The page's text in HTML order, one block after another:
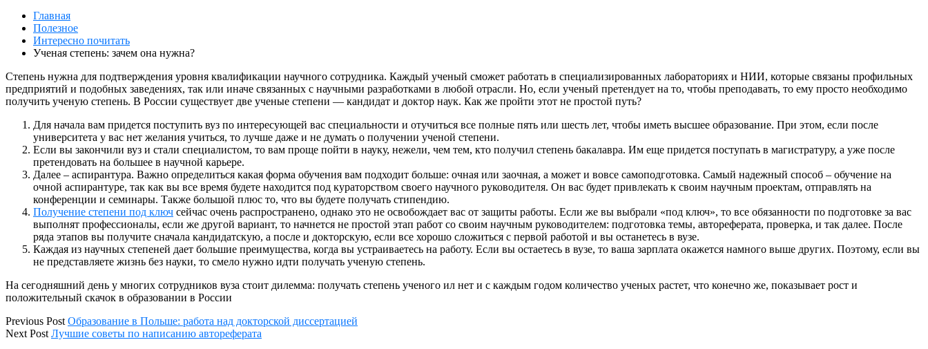
Главная
Полезное
Интересно почитать
Ученая степень: зачем она нужна?
Степень нужна для подтверждения уровня квалификации научного сотрудника. Каждый ученый сможет работать в специализированных лабораториях и НИИ, которые связаны профильных
предприятий и подобных заведениях, так или иначе связанных с научными разработками в любой отрасли. Но, если ученый претендует на то, чтобы преподавать, то ему просто необходимо
получить ученую степень. В России существует две ученые степени — кандидат и доктор наук. Как же пройти этот не простой путь?
Для начала вам придется поступить вуз по интересующей вас специальности и отучиться все полные пять или шесть лет, чтобы иметь высшее образование. При этом, если после
университета у вас нет желания учиться, то лучше даже и не думать о получении ученой степени.
Если вы закончили вуз и стали специалистом, то вам проще пойти в науку, нежели, чем тем, кто получил степень бакалавра. Им еще придется поступать в магистратуру, а уже после
претендовать на большее в научной карьере.
Далее – аспирантура. Важно определиться какая форма обучения вам подходит больше: очная или заочная, а может и вовсе самоподготовка. Самый надежный способ – обучение на
очной аспирантуре, так как вы все время будете находится под кураторством своего научного руководителя. Он вас будет привлекать к своим научным проектам, отправлять на
конференции и семинары. Также большой плюс то, что вы будете получать стипендию.
Получение степени под ключ сейчас очень распространено, однако это не освобождает вас от защиты работы. Если же вы выбрали «под ключ», то все обязанности по подготовке за вас
выполнят профессионалы, если же другой вариант, то начнется не простой этап работ со своим научным руководителем: подготовка темы, автореферата, проверка, и так далее. После
ряда этапов вы получите сначала кандидатскую, а после и докторскую, если все хорошо сложиться с первой работой и вы останетесь в вузе.
Каждая из научных степеней дает большие преимущества, когда вы устраиваетесь на работу. Если вы остаетесь в вузе, то ваша зарплата окажется намного выше других. Поэтому, если вы
не представляете жизнь без науки, то смело нужно идти получать ученую степень.
На сегодняшний день у многих сотрудников вуза стоит дилемма: получать степень ученого ил нет и с каждым годом количество ученых растет, что конечно же, показывает рост и
положительный скачок в образовании в России
Previous Post Образование в Польше: работа над докторской диссертацией
Next Post Лучшие советы по написанию автореферата